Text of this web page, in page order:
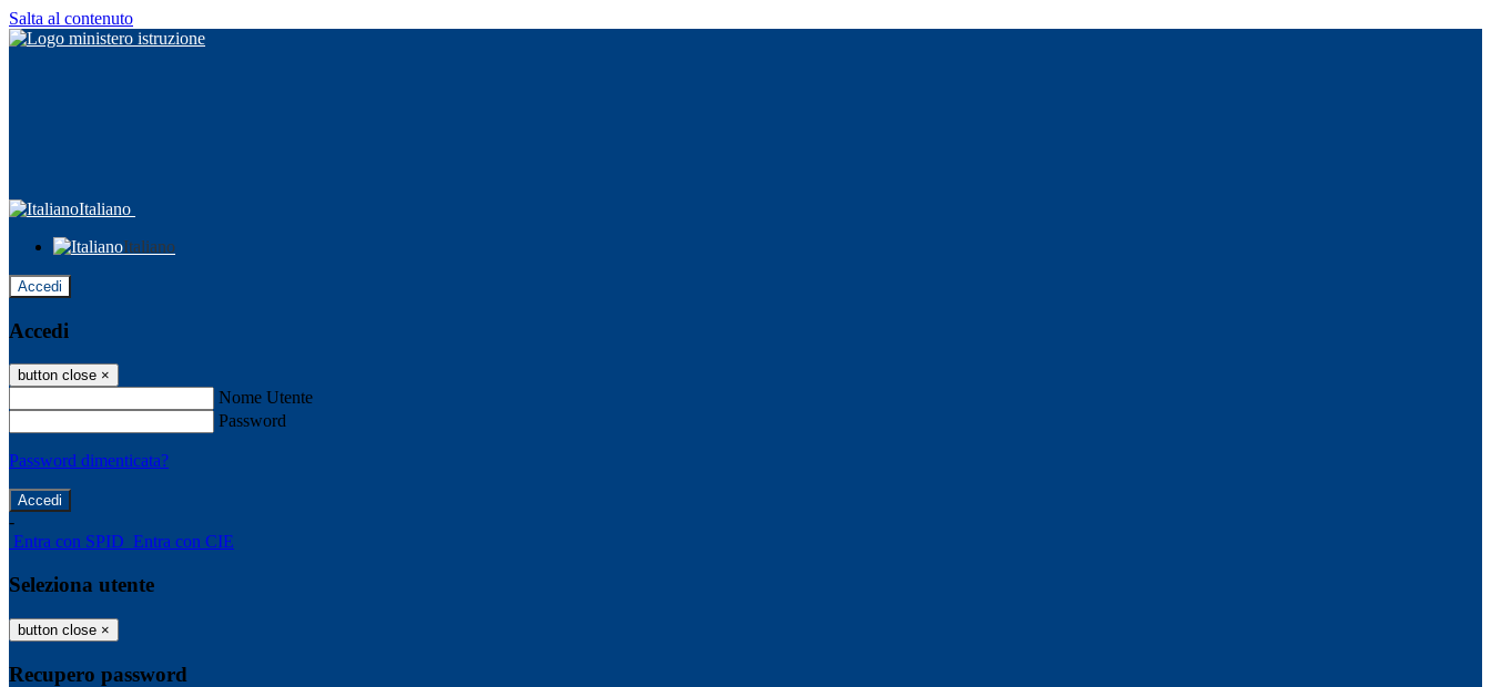
Salta al contenuto
Italiano
Italiano
Accedi
Accedi
button close ×
Nome Utente
Password
Password dimenticata?
-
Entra con SPID Entra con CIE
Seleziona utente
button close ×
Recupero password